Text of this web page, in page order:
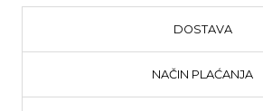
DOSTAVA
NAČIN PLAĆANJA